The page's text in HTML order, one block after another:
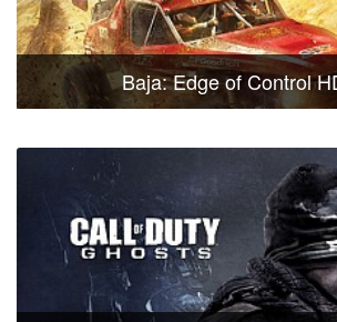
Baja: Edge of Control